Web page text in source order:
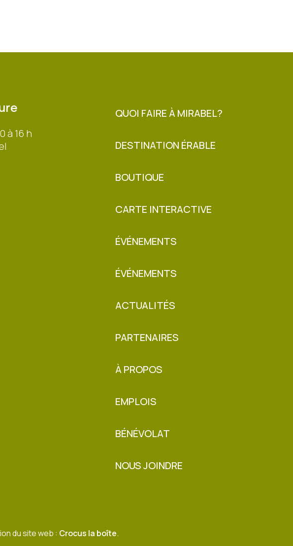
à 16 h
QUOI FAIRE À MIRABEL?
DESTINATION ÉRABLE
BOUTIQUE
CARTE INTERACTIVE
ÉVÉNEMENTS
ÉVÉNEMENTS
ACTUALITÉS
PARTENAIRES
À PROPOS
EMPLOIS
BÉNÉVOLAT
NOUS JOINDRE
du site web : Crocus la boîte.